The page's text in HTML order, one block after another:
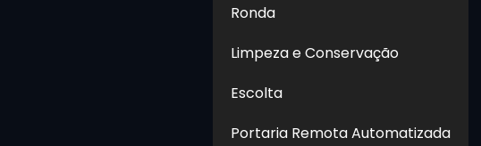
Ronda
Limpeza e Conservação
Escolta
Portaria Remota Automatizada
Gramados - Guarulhos
Solicite um Orçamento